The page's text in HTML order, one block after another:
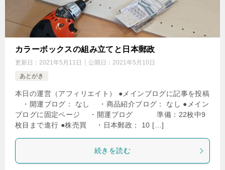
カラーボックスの組み立てと日本郵政
更新日： 2021年5月11日 公開日： 2021年5月10日
あとがき
本日の運営（アフィリエイト） ●メインブログに記事を投稿
・開運ブログ： なし ・商品紹介ブログ： なし ●メイン
ブログに固定ページ ・開運ブログ 準備：22枚中9
枚目まで進行 ●株売買 ・日本郵政： 10 […]
続きを読む